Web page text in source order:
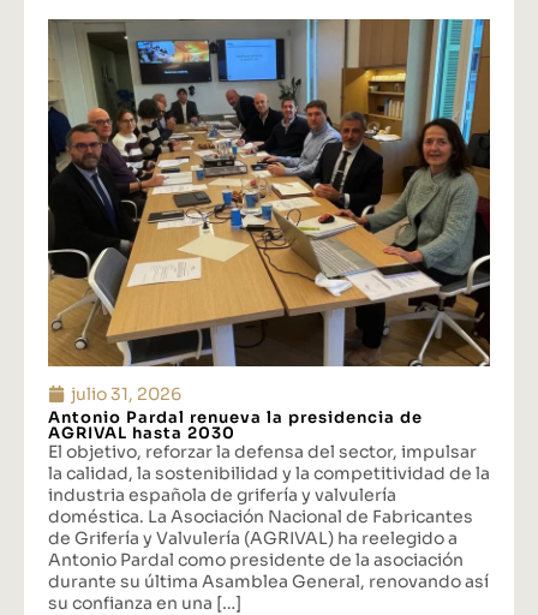
julio 31, 2026
Antonio Pardal renueva la presidencia de
AGRIVAL hasta 2030
El objetivo, reforzar la defensa del sector, impulsar
la calidad, la sostenibilidad y la competitividad de la
industria española de grifería y valvulería
doméstica. La Asociación Nacional de Fabricantes
de Grifería y Valvulería (AGRIVAL) ha reelegido a
Antonio Pardal como presidente de la asociación
durante su última Asamblea General, renovando así
su confianza en una […]